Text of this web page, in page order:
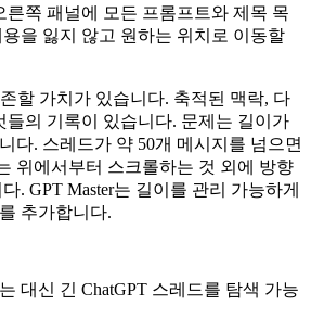
른쪽 패널에 모든 프롬프트와 제목 목
을 잃지 않고 원하는 위치로 이동할
할 가치가 있습니다. 축적된 맥락, 다
들의 기록이 있습니다. 문제는 길이가
다. 스레드가 약 50개 메시지를 넘으면
위에서부터 스크롤하는 것 외에 방향
. GPT Master는 길이를 관리 가능하게
추가합니다.
대신 긴 ChatGPT 스레드를 탐색 가능